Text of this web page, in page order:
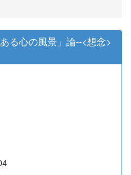
る心の風景」論--<想念>